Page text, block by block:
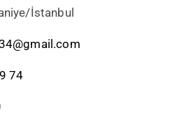
İstanbul
74